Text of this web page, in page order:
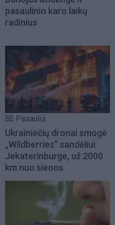
pasaulinio karo laikų
radinius
Pasaulis
Ukrainiečių dronai smogė
„Wildberries“ sandėliui
Jekaterinburge, už 2000
km nuo sienos